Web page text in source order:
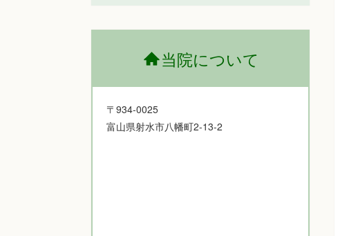
当院について
〒934-0025
富山県射水市八幡町2-13-2